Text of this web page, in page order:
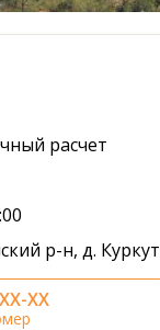
расчет
р-н, д. Куркут
XX